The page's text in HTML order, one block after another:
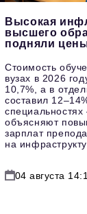
Высокая
высшего
подняли
Стоимость
вузах в 2026
10,7%, а в
составил
объясняют
зарплат
на
04 августа